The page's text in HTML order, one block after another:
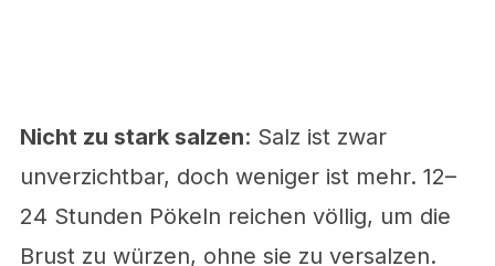
Nicht zu stark salzen: Salz ist zwar
unverzichtbar, doch weniger ist mehr. 12–
24 Stunden Pökeln reichen völlig, um die
Brust zu würzen, ohne sie zu versalzen.